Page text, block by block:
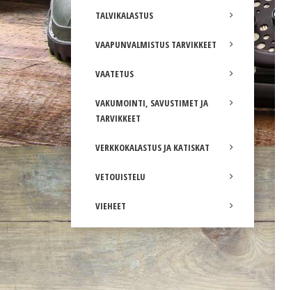
TALVIKALASTUS
VAAPUNVALMISTUS TARVIKKEET
VAATETUS
VAKUMOINTI, SAVUSTIMET JA
TARVIKKEET
VERKKOKALASTUS JA KATISKAT
VETOUISTELU
VIEHEET
Baitholder koukku